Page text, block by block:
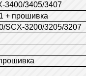
3400/3405/3407
+ прошивка
SCX-3200/3205/3207